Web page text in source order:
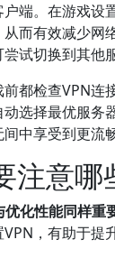
端。在游戏设
而有效减少网
试切换到其他
都检查VPN连
选择最优服
中享受到更流
注意哪
化性能同样重
，有助于提